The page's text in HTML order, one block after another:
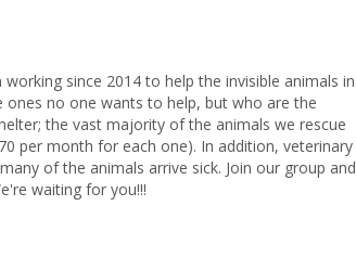
since 2014 to help the invisible animals in
no one wants to help, but who are the
the vast majority of the animals we rescue
per month for each one). In addition, veterinary
of the animals arrive sick. Join our group and
waiting for you!!!